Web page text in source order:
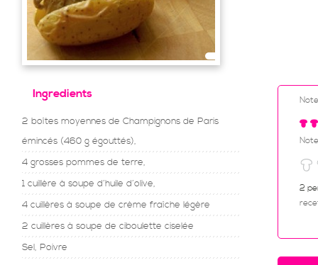
Ingredients
2 boîtes moyennes de Champignons de Paris
émincés (460 g égouttés),
4 grosses pommes de terre,
1 cuillère à soupe d’huile d’olive,
4 cuillères à soupe de crème fraîche légère
2 cuillères à soupe de ciboulette ciselée
Sel, Poivre
2